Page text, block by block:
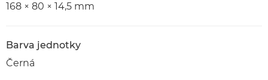
168 × 80 × 14,5 mm
Barva jednotky
Černá